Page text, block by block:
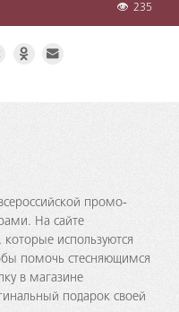
235
промо-
На сайте
используются
помочь стесняющимся
в магазине
подарок своей